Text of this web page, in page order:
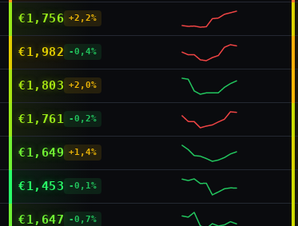
€1,756 +2,2%
€1,982 -0,4%
€1,803 +2,0%
€1,761 -0,2%
€1,649 +1,4%
€1,453 -0,1%
€1,647 -0,7%